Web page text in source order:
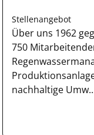
Stellenangebot
Über uns 1962
750
nachhaltige